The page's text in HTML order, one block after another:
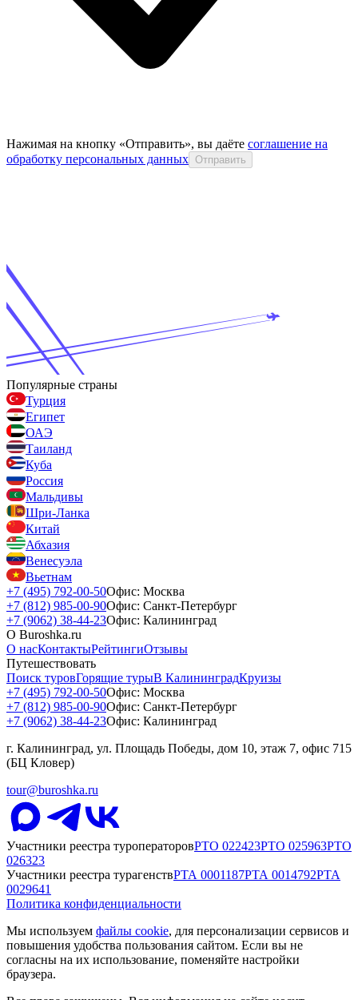
Нажимая на кнопку «Отправить», вы даёте соглашение на
обработку персональных данных Отправить
Популярные страны
Турция
Египет
ОАЭ
Таиланд
Куба
Россия
Мальдивы
Шри-Ланка
Китай
Абхазия
Венесуэла
Вьетнам
+7 (495) 792-00-50Офис: Москва
+7 (812) 985-00-90Офис: Санкт-Петербург
+7 (9062) 38-44-23Офис: Калининград
О Buroshka.ru
О насКонтактыРейтингиОтзывы
Путешествовать
Поиск туровГорящие турыВ КалининградКруизы
+7 (495) 792-00-50Офис: Москва
+7 (812) 985-00-90Офис: Санкт-Петербург
+7 (9062) 38-44-23Офис: Калининград
г. Калининград, ул. Площадь Победы, дом 10, этаж 7, офис 715
(БЦ Кловер)
tour@buroshka.ru
Участники реестра туроператоровРТО 022423РТО 025963РТО
026323
Участники реестра турагенствРТА 0001187РТА 0014792РТА
0029641
Политика конфиденциальности
Мы используем файлы cookie, для персонализации сервисов и
повышения удобства пользования сайтом. Если вы не
согласны на их использование, поменяйте настройки
браузера.